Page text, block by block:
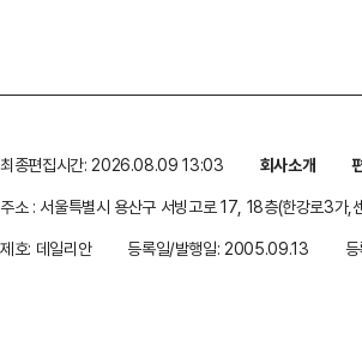
최종편집시간: 2026.08.09 13:03 회사소개
주소 : 서울특별시 용산구 서빙고로 17, 18층(한강로3가,
제호: 데일리안
등록일/발행일: 2005.09.13